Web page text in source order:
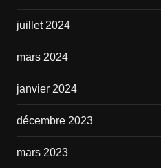
juillet 2024
mars 2024
janvier 2024
décembre 2023
mars 2023